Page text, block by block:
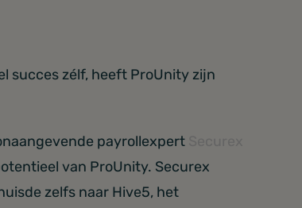
succes zélf, heeft ProUnity zijn
payrollexpert
van ProUnity. Securex
zelfs naar Hive5, het